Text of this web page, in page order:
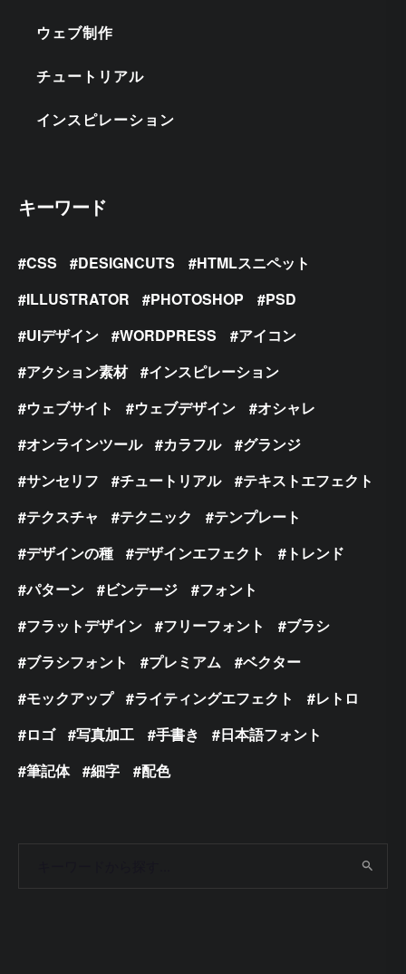
ウェブ制作
チュートリアル
インスピレーション
キーワード
CSS DESIGNCUTS
HTMLスニペット
ILLUSTRATOR
PHOTOSHOP
PSD
UIデザイン
WORDPRESS
アイコン
アクション素材
インスピレーション
ウェブサイト
ウェブデザイン
オシャレ
オンラインツール
カラフル
グランジ
サンセリフ
チュートリアル
テキストエフェクト
テクスチャ
テクニック
テンプレート
デザインの種
デザインエフェクト
トレンド
パターン
ビンテージ
フォント
フラットデザイン
フリーフォント
ブラシ
ブラシフォント
プレミアム
ベクター
モックアップ
ライティングエフェクト
レトロ
ロゴ
写真加工 手書き
日本語フォント
筆記体
細字 配色